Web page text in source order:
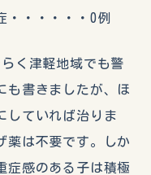
・・・・0例
く津軽地域でも警
も書きましたが、ほ
していれば治りま
薬は不要です。しか
症感のある子は積極